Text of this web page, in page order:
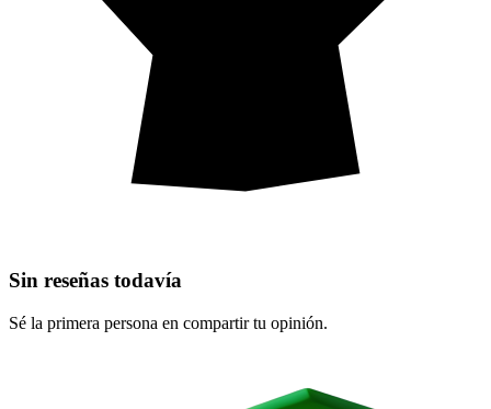
Sin reseñas todavía
Sé la primera persona en compartir tu opinión.